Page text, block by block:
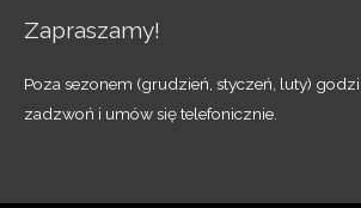
Zapraszamy!
Poza sezonem (grudzień, styczeń, luty)
zadzwoń i umów się telefonicznie.